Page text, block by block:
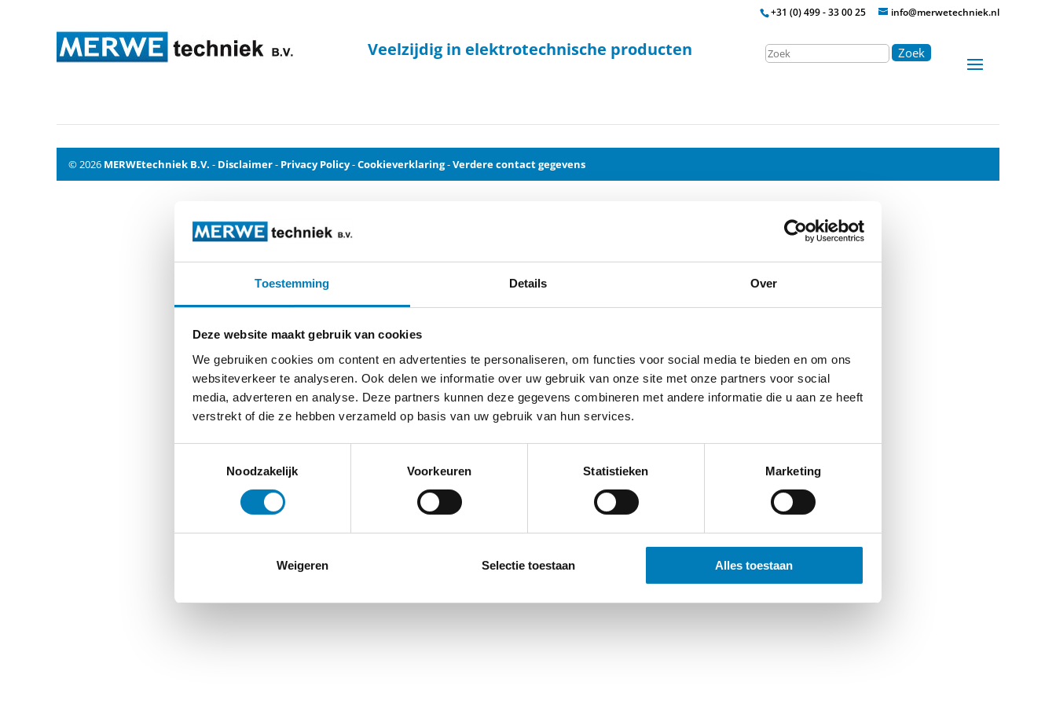
Toestemming Details Over
Deze website maakt gebruik van cookies
We gebruiken cookies om content en advertenties te personaliseren, om functies voor social media te bieden en om ons
websiteverkeer te analyseren. Ook delen we informatie over uw gebruik van onze site met onze partners voor social
media, adverteren en analyse. Deze partners kunnen deze gegevens combineren met andere informatie die u aan ze heeft
verstrekt of die ze hebben verzameld op basis van uw gebruik van hun services.
Noodzakelijk
Voorkeuren Statistieken Marketing
Weigeren Selectie toestaan Alles toestaan
+31 (0) 499 - 33 00 25 info@merwetechniek.nl
Veelzijdig in elektrotechnische producten Zoek
© 2026 MERWEtechniek B.V. - Disclaimer- Privacy Policy-Cookieverklaring-Verdere contact gegevens